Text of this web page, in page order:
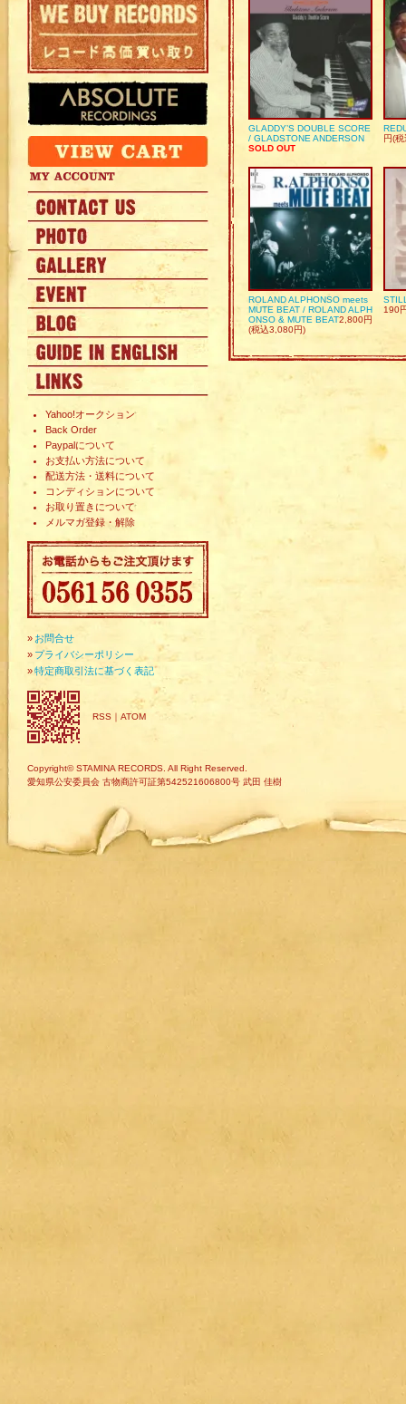
Yahoo!オークション
Back Order
Paypalについて
お支払い方法について
配送方法・送料について
コンディションについて
お取り置きについて
メルマガ登録・解除
» お問合せ
» プライバシーポリシー
»特定商取引法に基づく表記
RSS ｜ ATOM
GLADDY’S DOUBLE SCORE
/ GLADSTONE ANDERSON
SOLD OUT
円(
ROLAND ALPHONSO meets
MUTE BEAT / ROLAND ALPH
ONSO & MUTE BEAT2,800円
(税込3,080円)
190
Copyright© STAMINA RECORDS. All Right Reserved.
愛知県公安委員会 古物商許可証第542521606800号 武田 佳樹